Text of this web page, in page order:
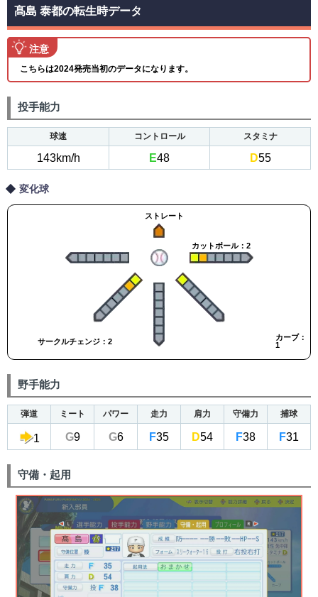
髙島 泰都の転生時データ
注意
こちらは2024発売当初のデータになります。
投手能力
球速 コントロール スタミナ
143km/h E48 D55
変化球
ストレート
カットボール：2
サークルチェンジ：2
カーブ：
1
野手能力
弾道 ミート パワー 走力 肩力 守備力 捕球
1 G9 G6 F35 D54 F38 F31
守備・起用